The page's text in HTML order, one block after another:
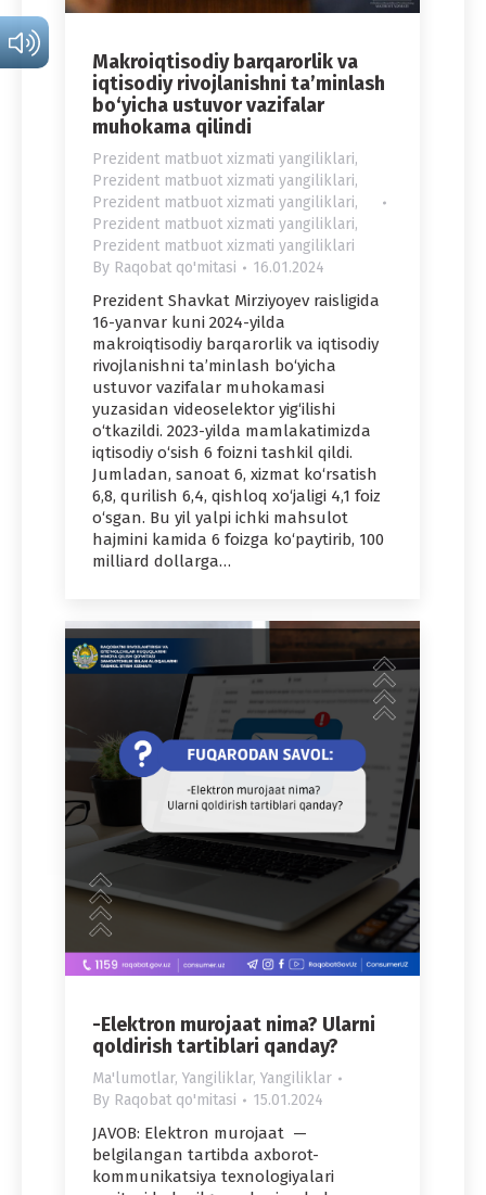
Makroiqtisodiy barqarorlik va
iqtisodiy rivojlanishni ta’minlash
bo‘yicha ustuvor vazifalar
muhokama qilindi
Prezident matbuot xizmati yangiliklari,
Prezident matbuot xizmati yangiliklari,
Prezident matbuot xizmati yangiliklari,
Prezident matbuot xizmati yangiliklari,
Prezident matbuot xizmati yangiliklari
By Raqobat qo'mitasi 16.01.2024
Prezident Shavkat Mirziyoyev raisligida
16-yanvar kuni 2024-yilda
makroiqtisodiy barqarorlik va iqtisodiy
rivojlanishni ta’minlash bo‘yicha
ustuvor vazifalar muhokamasi
yuzasidan videoselektor yig‘ilishi
o‘tkazildi. 2023-yilda mamlakatimizda
iqtisodiy o‘sish 6 foizni tashkil qildi.
Jumladan, sanoat 6, xizmat ko‘rsatish
6,8, qurilish 6,4, qishloq xo‘jaligi 4,1 foiz
o‘sgan. Bu yil yalpi ichki mahsulot
hajmini kamida 6 foizga ko‘paytirib, 100
milliard dollarga…
-Elektron murojaat nima? Ularni
qoldirish tartiblari qanday?
Ma'lumotlar, Yangiliklar, Yangiliklar
By Raqobat qo'mitasi 15.01.2024
JAVOB: Elektron murojaat —
belgilangan tartibda axborot-
kommunikatsiya texnologiyalari